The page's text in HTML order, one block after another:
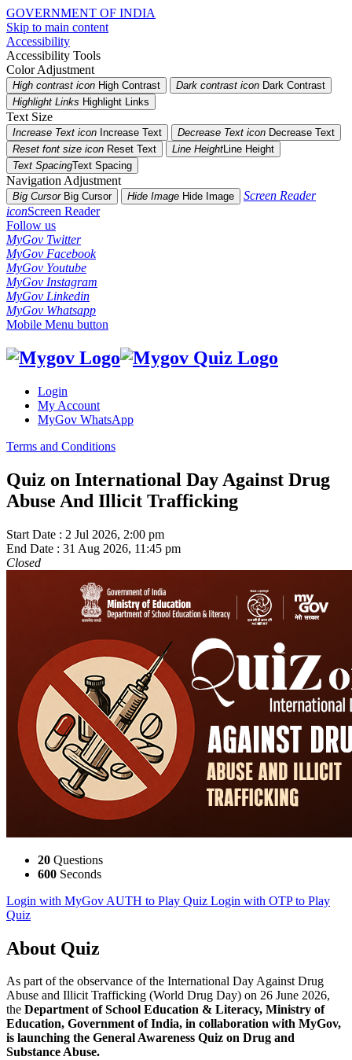
GOVERNMENT OF INDIA
Skip to main content
Accessibility
Accessibility Tools
Color Adjustment
High contrast icon High Contrast Dark contrast icon Dark Contrast
Highlight Links Highlight Links
Text Size
Increase Text icon Increase Text Decrease Text icon Decrease Text
Reset font size icon Reset Text Line HeightLine Height
Text SpacingText Spacing
Navigation Adjustment
Big CursorBig Cursor Hide Image Hide Image
Screen Reader
iconScreen Reader
Follow us
MyGov Twitter
MyGov Facebook
MyGov Youtube
MyGov Instagram
MyGov Linkedin
MyGov Whatsapp
Mobile Menu button
Login
My Account
MyGov WhatsApp
Terms and Conditions
Quiz on International Day Against Drug
Abuse And Illicit Trafficking
Start Date : 2 Jul 2026, 2:00 pm
End Date : 31 Aug 2026, 11:45 pm
Closed
20 Questions
600 Seconds
Login with MyGov AUTH to Play Quiz Login with OTP to Play
Quiz
About Quiz
As part of the observance of the International Day Against Drug
Abuse and Illicit Trafficking (World Drug Day) on 26 June 2026,
the Department of School Education & Literacy, Ministry of
Education, Government of India, in collaboration with MyGov,
is launching the General Awareness Quiz on Drug and
Substance Abuse.